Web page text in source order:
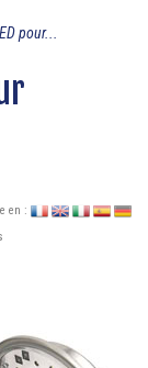
pour...
en :